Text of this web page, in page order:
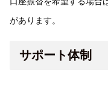
があります。
サポート体制